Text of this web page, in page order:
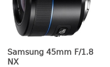
Samsung 45mm F/1.8
NX